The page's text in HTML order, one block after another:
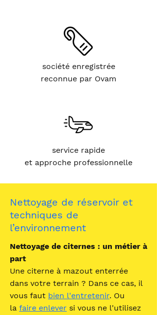
société enregistrée
reconnue par Ovam
service rapide
et approche professionnelle
Nettoyage de réservoir et
techniques de
l’environnement
Nettoyage de citernes : un métier à
part
Une citerne à mazout enterrée
dans votre terrain ? Dans ce cas, il
vous faut bien l'entretenir. Ou
la faire enlever si vous ne l'utilisez